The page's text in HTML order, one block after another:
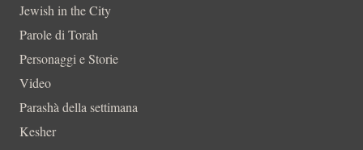
Jewish in the City
Parole di Torah
Personaggi e Storie
Video
Parashà della settimana
Kesher